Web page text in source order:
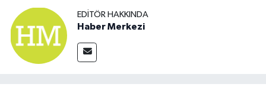
EDITÖR HAKKINDA
Haber Merkezi